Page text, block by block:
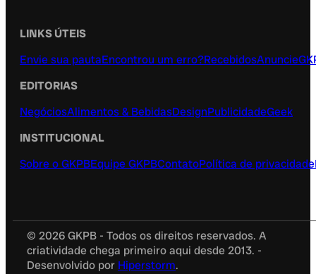
LINKS ÚTEIS
Envie sua pautaEncontrou um erro?RecebidosAnuncie
EDITORIAS
NegóciosAlimentos & BebidasDesignPublicidadeGeek
INSTITUCIONAL
Sobre o GKPBEquipe GKPBContatoPolítica de privacidade
© 2026 GKPB - Todos os direitos reservados. A
criatividade chega primeiro aqui desde 2013. -
Desenvolvido por Hiperstorm.